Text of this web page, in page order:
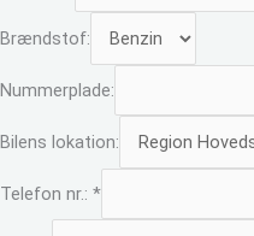
Brændstof:
Nummerplade:
Bilens lokation:
Telefon nr.: *